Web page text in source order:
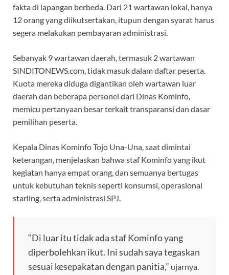
fakta di lapangan berbeda. Dari 21 wartawan lokal, hanya
12 orang yang diikutsertakan, itupun dengan syarat harus
segera melakukan pembayaran administrasi.
Sebanyak 9 wartawan daerah, termasuk 2 wartawan
SINDITONEWS.com, tidak masuk dalam daftar peserta.
Kuota mereka diduga digantikan oleh wartawan luar
daerah dan beberapa personel dari Dinas Kominfo,
memicu pertanyaan besar terkait transparansi dan dasar
pemilihan peserta.
Kepala Dinas Kominfo Tojo Una-Una, saat dimintai
keterangan, menjelaskan bahwa staf Kominfo yang ikut
kegiatan hanya empat orang, dan semuanya bertugas
untuk kebutuhan teknis seperti konsumsi, operasional
starling, serta administrasi SPJ.
“Di luar itu tidak ada staf Kominfo yang
diperbolehkan ikut. Ini sudah saya tegaskan
sesuai kesepakatan dengan panitia,” ujarnya.